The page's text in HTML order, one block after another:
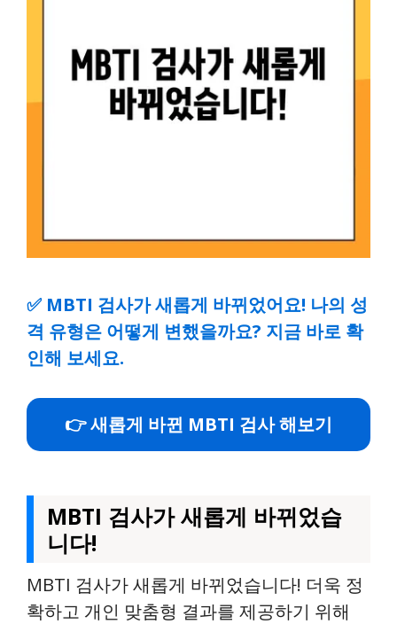
✅ MBTI 검사가 새롭게 바뀌었어요! 나의 성
격 유형은 어떻게 변했을까요? 지금 바로 확
인해 보세요.
👉 새롭게 바뀐 MBTI 검사 해보기
MBTI 검사가 새롭게 바뀌었습
니다!
MBTI 검사가 새롭게 바뀌었습니다! 더욱 정
확하고 개인 맞춤형 결과를 제공하기 위해